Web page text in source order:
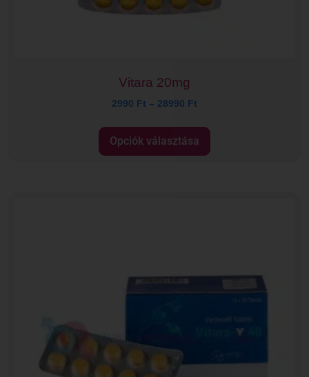
Vitara 20mg
2990 Ft – 28990 Ft
Opciók választása